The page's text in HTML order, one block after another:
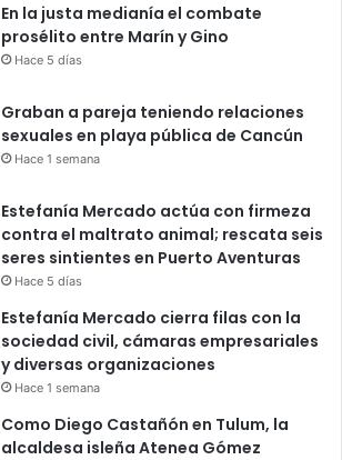
En la justa medianía el combate
prosélito entre Marín y Gino
Hace 5 días
Graban a pareja teniendo relaciones
sexuales en playa pública de Cancún
Hace 1 semana
Estefanía Mercado actúa con firmeza
contra el maltrato animal; rescata seis
seres sintientes en Puerto Aventuras
Hace 5 días
Estefanía Mercado cierra filas con la
sociedad civil, cámaras empresariales
y diversas organizaciones
Hace 1 semana
Como Diego Castañón en Tulum, la
alcaldesa isleña Atenea Gómez